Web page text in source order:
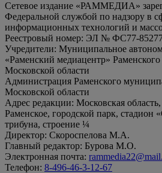
Сетевое издание «РАММЕДИА»
Федеральной службой по надзору в
информационных технологий и
Реестровый номер: ЭЛ № ФС77-85277
Учредители: Муниципальное
«Раменский медиацентр»
Московской области
Администрация Раменского
Московской области
Адрес редакции: Московская область,
Раменское, городской парк, стадион
трибуна, строение ¼
Директор: Скороспелова М.А.
Главный редактор: Бурова М.О.
Электронная почта:
Телефон: 8-496-46-3-12-67